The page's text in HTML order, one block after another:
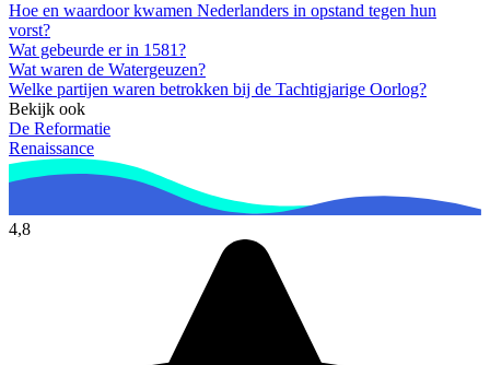
Hoe en waardoor kwamen Nederlanders in opstand tegen hun
vorst?
Wat gebeurde er in 1581?
Wat waren de Watergeuzen?
Welke partijen waren betrokken bij de Tachtigjarige Oorlog?
Bekijk ook
De Reformatie
Renaissance
4,8